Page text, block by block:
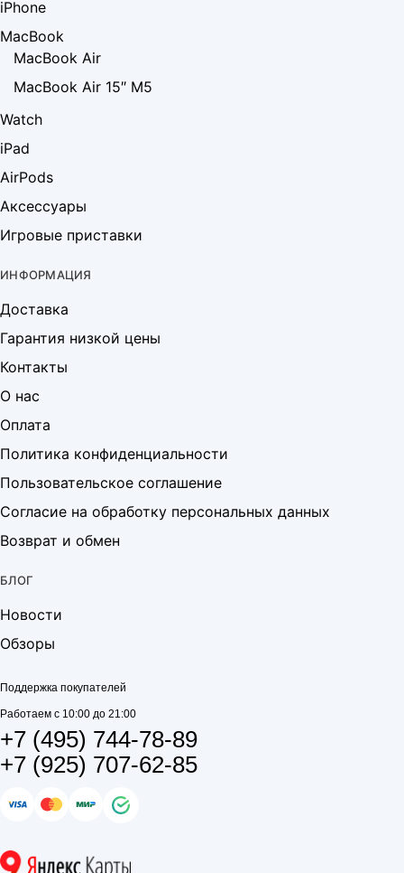
iPhone
MacBook
MacBook Air
MacBook Air 15″ M5
Watch
iPad
AirPods
Аксессуары
Игровые приставки
ИНФОРМАЦИЯ
Доставка
Гарантия низкой цены
Контакты
О нас
Оплата
Политика конфиденциальности
Пользовательское соглашение
Согласие на обработку персональных данных
Возврат и обмен
БЛОГ
Новости
Обзоры
Поддержка покупателей
Работаем с 10:00 до 21:00
+7 (495) 744-78-89
+7 (925) 707-62-85